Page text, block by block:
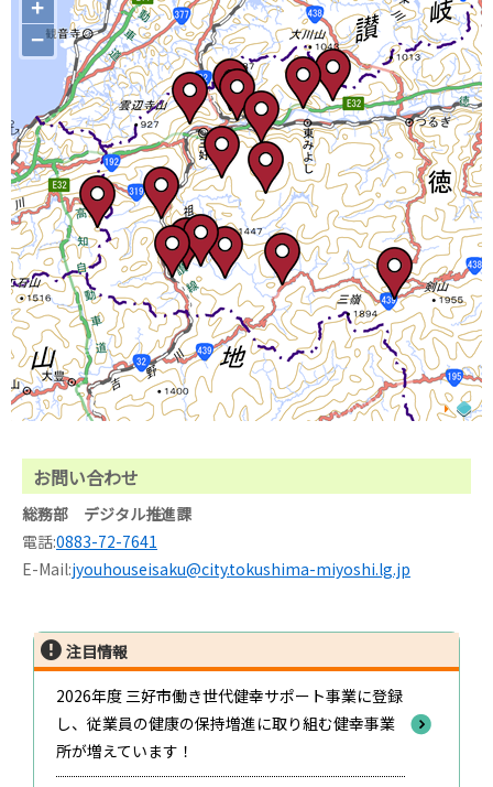
+
−
お問い合わせ
総務部 デジタル推進課
電話:0883-72-7641
E-Mail:jyouhouseisaku@city.tokushima-miyoshi.lg.jp
注目情報
2026年度 三好市働き世代健幸サポート事業に登録
し、従業員の健康の保持増進に取り組む健幸事業
所が増えています！